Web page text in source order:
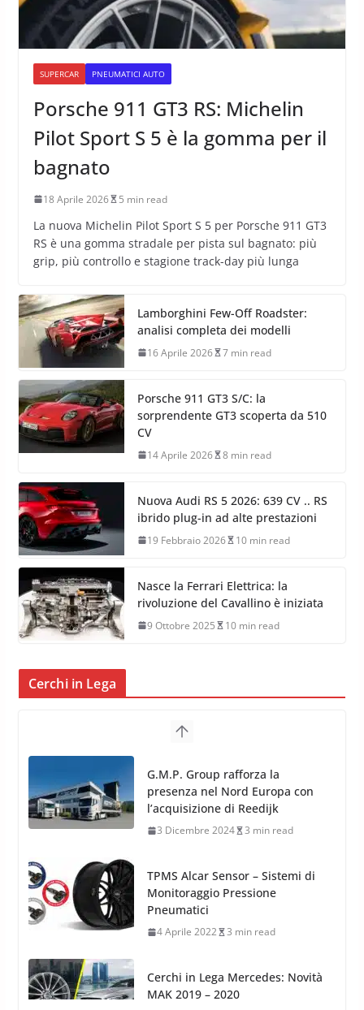
SUPERCAR PNEUMATICI AUTO
Porsche 911 GT3 RS: Michelin
Pilot Sport S 5 è la gomma per il
bagnato
18 Aprile 2026 5 min read
La nuova Michelin Pilot Sport S 5 per Porsche 911 GT3
RS è una gomma stradale per pista sul bagnato: più
grip, più controllo e stagione track-day più lunga
Lamborghini Few-Off Roadster:
analisi completa dei modelli
16 Aprile 2026 7 min read
Porsche 911 GT3 S/C: la
sorprendente GT3 scoperta da 510
CV
14 Aprile 2026 8 min read
Nuova Audi RS 5 2026: 639 CV .. RS
ibrido plug-in ad alte prestazioni
19 Febbraio 2026 10 min read
Nasce la Ferrari Elettrica: la
rivoluzione del Cavallino è iniziata
9 Ottobre 2025 10 min read
Cerchi in Lega
TPMS Alcar Sensor – Sistemi di
Monitoraggio Pressione
Pneumatici
4 Aprile 2022 3 min read
Cerchi in Lega Mercedes: Novità
MAK 2019 – 2020
16 Settembre 2019
MAK FIVESTAR (2019)
24 Luglio 2019 1 min read